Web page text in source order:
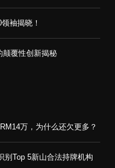
袖揭晓！
颠覆性创新揭秘
万，为什么还欠更多？
别Top 5新山合法持牌机构